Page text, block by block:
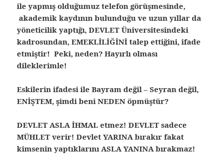
ile yapmış olduğumuz telefon görüşmesinde,
akademik kaydının bulunduğu ve uzun yıllar da
yöneticilik yaptığı, DEVLET Üniversitesindeki
kadrosundan, EMEKLİLİĞİNİ talep ettiğini, ifade
etmiştir! Peki, neden? Hayırlı olması
dileklerimle!
Eskilerin ifadesi ile Bayram değil – Seyran değil,
ENİŞTEM, şimdi beni NEDEN öpmüştür?
DEVLET ASLA İHMAL etmez! DEVLET sadece
MÜHLET verir! Devlet YARINA bırakır fakat
kimsenin yaptıklarını ASLA YANINA bırakmaz!